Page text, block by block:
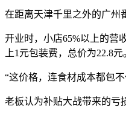
在距离天津千里之外的广州
开业时，小店65%以上的营
上1元包装费，总价为22.8
“这价格，连食材成本都包
老板认为补贴大战带来的亏